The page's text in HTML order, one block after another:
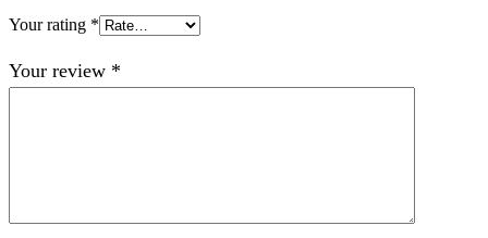
Your rating *
Your review *